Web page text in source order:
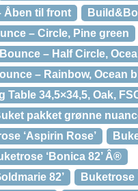
Åben til front
– Circle, Pine green
– Half Circle,
– Rainbow, Ocean
Table 34,5×34,5, Oak,
pakket grønne
‘Aspirin Rose’
‘Bonica 82’ Â®
82’
Buketrose